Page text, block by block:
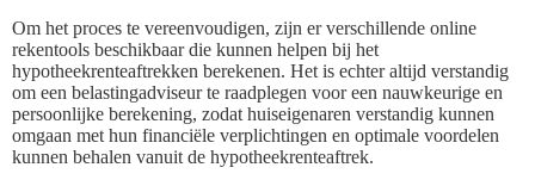
Om het proces te vereenvoudigen, zijn er verschillende online
rekentools beschikbaar die kunnen helpen bij het
hypotheekrenteaftrekken berekenen. Het is echter altijd verstandig
om een belastingadviseur te raadplegen voor een nauwkeurige en
persoonlijke berekening, zodat huiseigenaren verstandig kunnen
omgaan met hun financiële verplichtingen en optimale voordelen
kunnen behalen vanuit de hypotheekrenteaftrek.